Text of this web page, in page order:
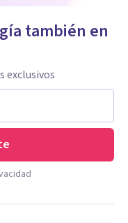
también en
exclusivos